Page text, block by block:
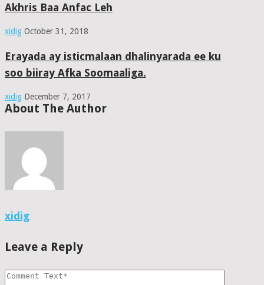
Akhris Baa Anfac Leh
xidig October 31, 2018
Erayada ay isticmalaan dhalinyarada ee ku
soo biiray Afka Soomaaliga.
xidig December 7, 2017
About The Author
xidig
Leave a Reply